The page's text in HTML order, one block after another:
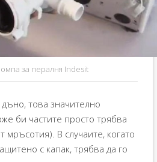
за пералня Indesit
това значително
би частите просто трябва
мръсотия). В случаите, когато
с капак, трябва да го